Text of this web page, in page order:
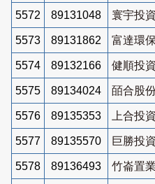
5572 89131048 寰宇投
5573 89131862 富達環
5574 89132166 健順投
5575 89134024 皕合股
5576 89135353 上合投
5577 89135570 巨勝投
5578 89136493 竹崙置